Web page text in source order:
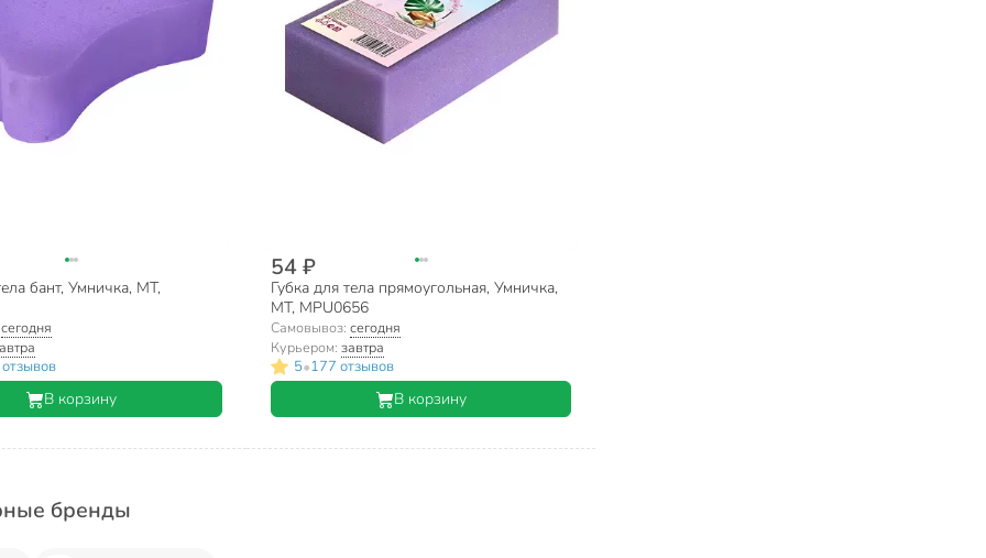
бант, Умничка, МТ,
сегодня
В корзину
54 ₽
Губка для тела прямоугольная, Умничка,
МТ, MPU0656
Самовывоз: сегодня
Курьером: завтра
5•177 отзывов
В корзину
бренды